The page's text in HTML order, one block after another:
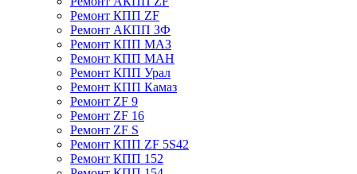
Ремонт КПП ZF
Ремонт АКПП ЗФ
Ремонт КПП МАЗ
Ремонт КПП МАН
Ремонт КПП Урал
Ремонт КПП Камаз
Ремонт ZF 9
Ремонт ZF 16
Ремонт ZF S
Ремонт КПП ZF 5S42
Ремонт КПП 152